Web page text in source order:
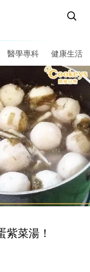
醫學專科 健康生活
菜湯！